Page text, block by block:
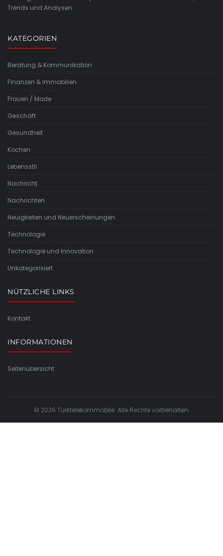
Trends und Analysen.
KATEGORIEN
Beratung & Kommunikation
Finanzen & Immobilien
Frauen / Mode
Geschäft
Gesundheit
Kochen
Lebensstil
Nachricht
Nachrichten
Neuigkeiten und Neuerscheinungen
Technologie
Technologie und Innovation
Unkategorisiert
NÜTZLICHE LINKS
Kontakt
INFORMATIONEN
Seitenübersicht
© 2026 Turktelekommobile. Alle Rechte vorbehalten.